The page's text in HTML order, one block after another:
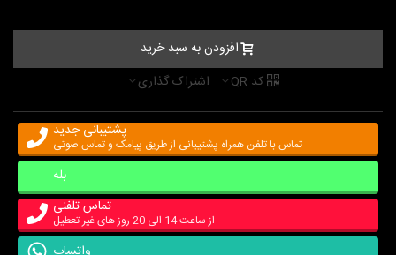
افزودن به سبد خرید
کد QR
اشتراک گذاری
پشتیبانی جدید
تماس با تلفن همراه پشتیبانی از طریق پیامک و تماس صوتی
بله
تماس تلفنی
از ساعت 14 الی 20 روز های غیر تعطیل